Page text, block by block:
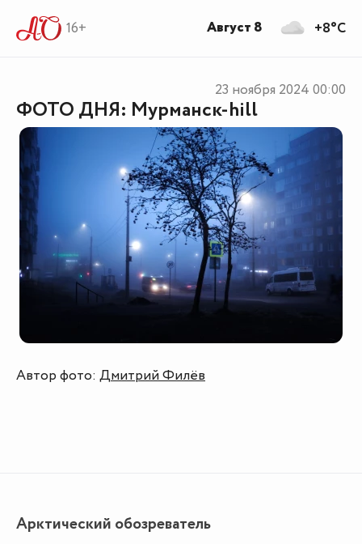
16+
ФОТО ДНЯ: Мурманск-hill
23 ноября 2024 00:00
Автор фото: Дмитрий Филёв
Арктический обозреватель
+8°C
Август 8